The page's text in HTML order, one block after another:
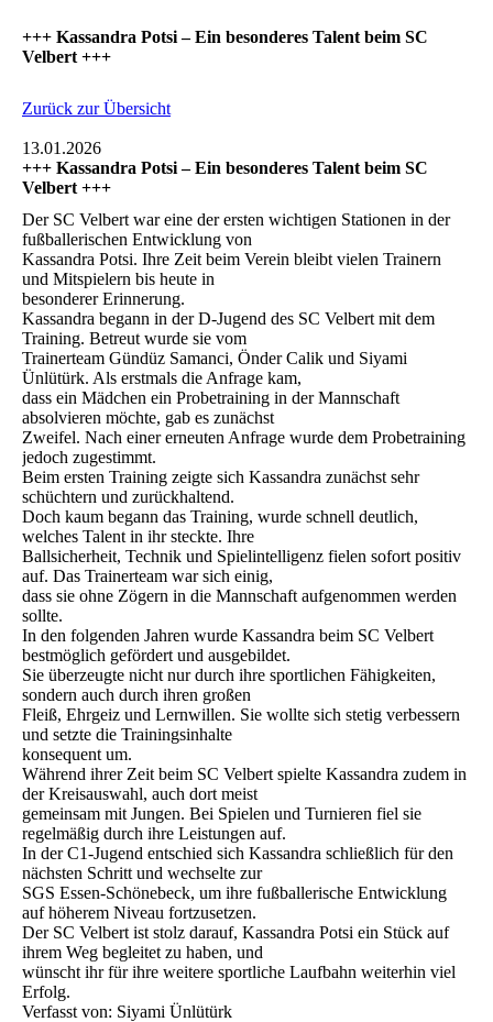
+++ Kassandra Potsi – Ein besonderes Talent beim SC
Velbert +++
Zurück zur Übersicht
13.01.2026
+++ Kassandra Potsi – Ein besonderes Talent beim SC
Velbert +++
Der SC Velbert war eine der ersten wichtigen Stationen in der
fußballerischen Entwicklung von
Kassandra Potsi. Ihre Zeit beim Verein bleibt vielen Trainern
und Mitspielern bis heute in
besonderer Erinnerung.
Kassandra begann in der D-Jugend des SC Velbert mit dem
Training. Betreut wurde sie vom
Trainerteam Gündüz Samanci, Önder Calik und Siyami
Ünlütürk. Als erstmals die Anfrage kam,
dass ein Mädchen ein Probetraining in der Mannschaft
absolvieren möchte, gab es zunächst
Zweifel. Nach einer erneuten Anfrage wurde dem Probetraining
jedoch zugestimmt.
Beim ersten Training zeigte sich Kassandra zunächst sehr
schüchtern und zurückhaltend.
Doch kaum begann das Training, wurde schnell deutlich,
welches Talent in ihr steckte. Ihre
Ballsicherheit, Technik und Spielintelligenz fielen sofort positiv
auf. Das Trainerteam war sich einig,
dass sie ohne Zögern in die Mannschaft aufgenommen werden
sollte.
In den folgenden Jahren wurde Kassandra beim SC Velbert
bestmöglich gefördert und ausgebildet.
Sie überzeugte nicht nur durch ihre sportlichen Fähigkeiten,
sondern auch durch ihren großen
Fleiß, Ehrgeiz und Lernwillen. Sie wollte sich stetig verbessern
und setzte die Trainingsinhalte
konsequent um.
Während ihrer Zeit beim SC Velbert spielte Kassandra zudem in
der Kreisauswahl, auch dort meist
gemeinsam mit Jungen. Bei Spielen und Turnieren fiel sie
regelmäßig durch ihre Leistungen auf.
In der C1-Jugend entschied sich Kassandra schließlich für den
nächsten Schritt und wechselte zur
SGS Essen-Schönebeck, um ihre fußballerische Entwicklung
auf höherem Niveau fortzusetzen.
Der SC Velbert ist stolz darauf, Kassandra Potsi ein Stück auf
ihrem Weg begleitet zu haben, und
wünscht ihr für ihre weitere sportliche Laufbahn weiterhin viel
Erfolg.
Verfasst von: Siyami Ünlütürk